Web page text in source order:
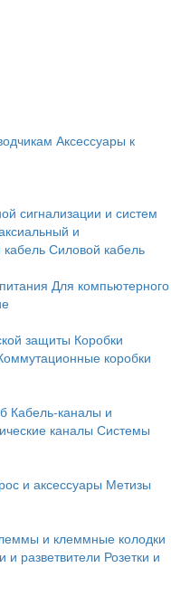
Аксессуары к
сигнализации и систем
и
Силовой кабель
Для компьютерного
защиты Коробки
коробки
Кабель-каналы и
каналы Системы
и аксессуары Метизы
и клеммные колодки
и разветвители Розетки и